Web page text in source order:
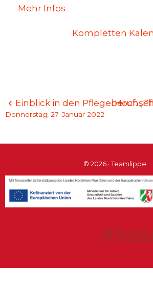
Mehr Infos
Kompletten
Beitragsnavigation
Einblick in den Pflegeberuf:
Donnerstag, 27. Januar 2022
© 2026 · Teamlippe